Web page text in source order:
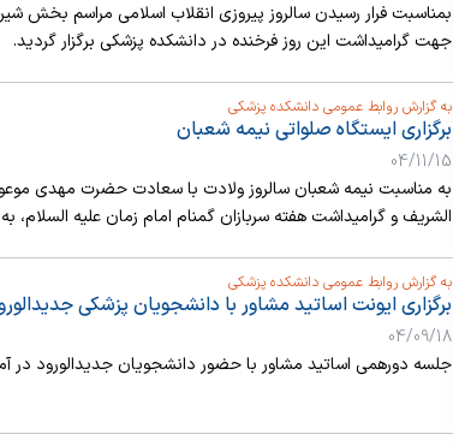
بمناسبت فرار رسیدن سالروز پیروزی انقلاب اسلامی مراسم بخش
جهت گرامیداشت این روز فرخنده در دانشکده پزشکی برگزار گردید.
به گزارش روابط عمومی دانشکده پزشکی
برگزاری ایستگاه صلواتی نیمه شعبان
04/11/15
به مناسبت نیمه شعبان سالروز ولادت با سعادت حضرت مهدی
الشریف و گرامیداشت هفته سربازان گمنام امام زمان علیه
به گزارش روابط عمومی دانشکده پزشکی
برگزاری ایونت اساتید مشاور با دانشجویان پزشکی
04/09/18
جلسه دورهمی اساتید مشاور با حضور دانشجویان جدیدالورود در